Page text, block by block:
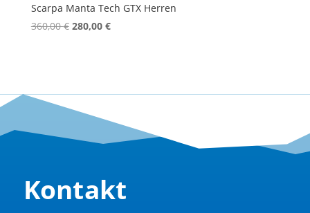
Scarpa Manta Tech GTX Herren
360,00€ Ursprünglicher
280,00 €Aktueller
Kontakt